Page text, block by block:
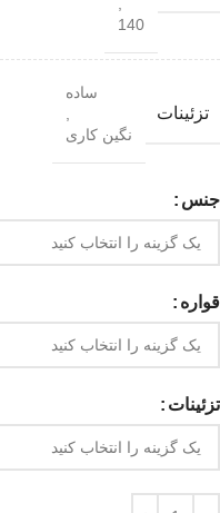
140
تزئینات
ساده
نگین کاری
جنس
قواره
تزئینات